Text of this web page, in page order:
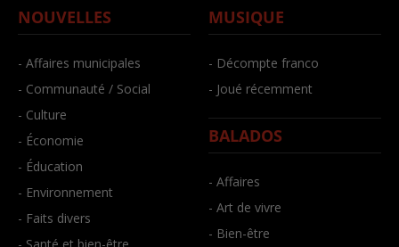
NOUVELLES
- Affaires municipales
- Communauté / Social
- Culture
- Économie
- Éducation
- Environnement
- Faits divers
MUSIQUE
- Décompte franco
- Joué récemment
BALADOS
- Affaires
- Art de vivre
- Bien-être